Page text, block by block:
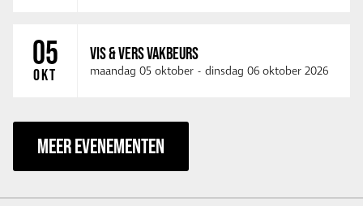
05
OKT
VIS & VERS VAKBEURS
maandag 05 oktober - dinsdag 06 oktober 2026
MEER EVENEMENTEN